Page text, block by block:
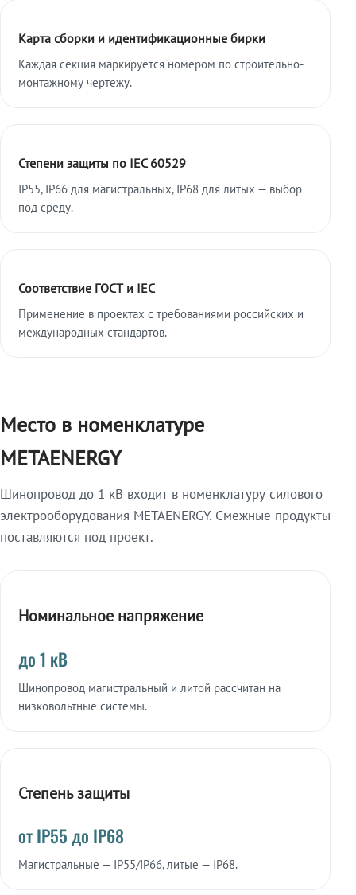
Карта сборки и идентификационные бирки
Каждая секция маркируется номером по строительно-
монтажному чертежу.
Степени защиты по IEC 60529
IP55, IP66 для магистральных, IP68 для литых — выбор
под среду.
Соответствие ГОСТ и IEC
Применение в проектах с требованиями российских и
международных стандартов.
Место в номенклатуре
METAENERGY
Шинопровод до 1 кВ входит в номенклатуру силового
электрооборудования METAENERGY. Смежные продукты
поставляются под проект.
Номинальное напряжение
до 1 кВ
Шинопровод магистральный и литой рассчитан на
низковольтные системы.
Степень защиты
от IP55 до IP68
Магистральные — IP55/IP66, литые — IP68.